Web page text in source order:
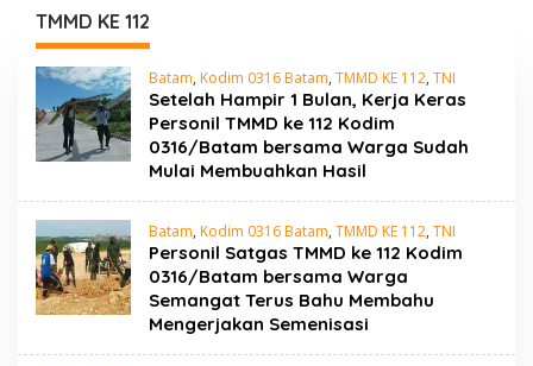
Gelar Razia Rutin Blok
Hunian
TMMD KE 112
Batam, Kodim 0316 Batam, TMMD KE 112, TNI
Setelah Hampir 1 Bulan, Kerja Keras
Personil TMMD ke 112 Kodim
0316/Batam bersama Warga Sudah
Mulai Membuahkan Hasil
Batam, Kodim 0316 Batam, TMMD KE 112, TNI
Personil Satgas TMMD ke 112 Kodim
0316/Batam bersama Warga
Semangat Terus Bahu Membahu
Mengerjakan Semenisasi